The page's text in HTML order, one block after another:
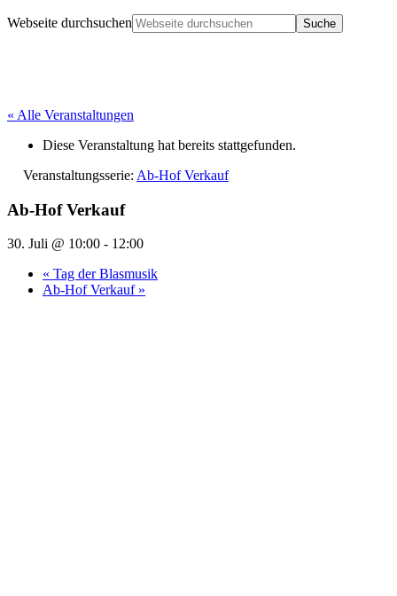
Webseite durchsuchen
« Alle Veranstaltungen
Diese Veranstaltung hat bereits stattgefunden.
Veranstaltungsserie: Ab-Hof Verkauf
Ab-Hof Verkauf
30. Juli @ 10:00 - 12:00
« Tag der Blasmusik
Ab-Hof Verkauf »